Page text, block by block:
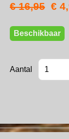
€ 16,95 €
Beschikbaar
Aantal